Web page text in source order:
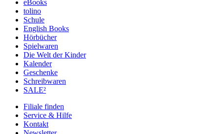
eBooks
tolino
Schule
English Books
Hörbücher
Spielwaren
Die Welt der Kinder
Kalender
Geschenke
Schreibwaren
SALE²
Filiale finden
Service & Hilfe
Kontakt